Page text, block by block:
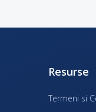
Resurse
Termeni si